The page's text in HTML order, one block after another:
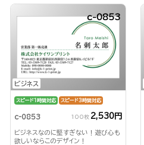
ビジネス
c-0853
スピード1時間対応 スピード3時間対応
c-0853 100枚 2,530円
ビジネスなのに堅すぎない！遊び心も
欲しいならこのデザイン！